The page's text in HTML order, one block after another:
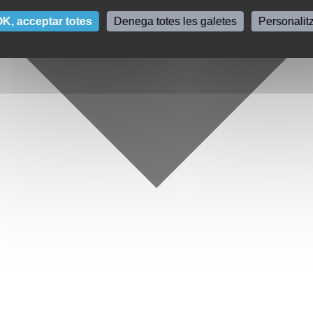
acceptar totes Denega totes les galetes